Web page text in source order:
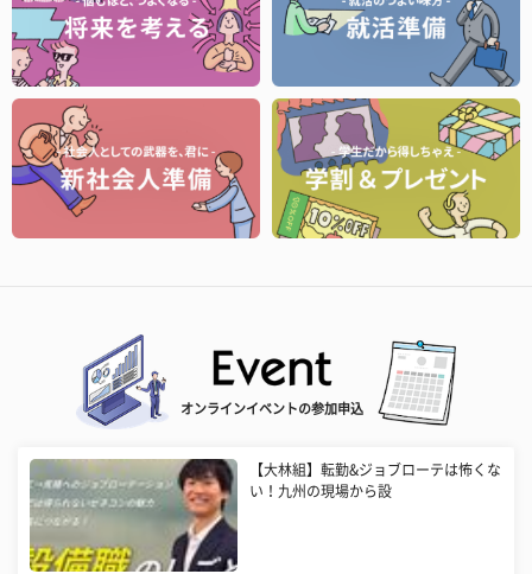
オンラインイベントの参加申込
【大林組】転勤&ジョブローテは怖くな
い！九州の現場から設